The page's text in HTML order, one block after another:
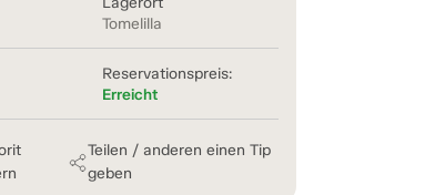
Tomelilla
Reservationspreis:
Erreicht
Teilen / anderen einen Tip
geben